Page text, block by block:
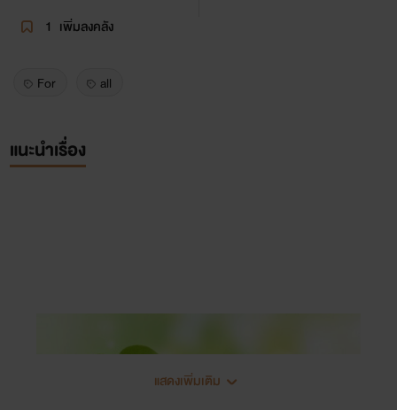
1 เพิ่มลงคลัง
For all
แนะนำเรื่อง
แสดงเพิ่มเติม